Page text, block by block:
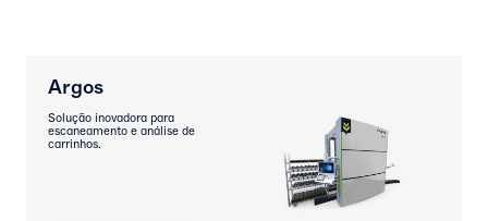
Argos
Solução inovadora para
escaneamento e análise de
carrinhos.